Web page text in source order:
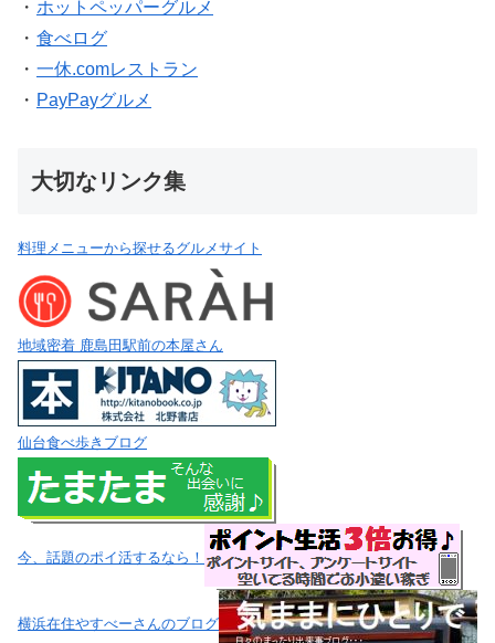
・ ホットペッパーグルメ
・ 食べログ
・ 一休.comレストラン
・ PayPayグルメ
大切なリンク集
料理メニューから探せるグルメサイト
地域密着 鹿島田駅前の本屋さん
仙台食べ歩きブログ
今、話題のポイ活するなら！
横浜在住やすべーさんのブログ